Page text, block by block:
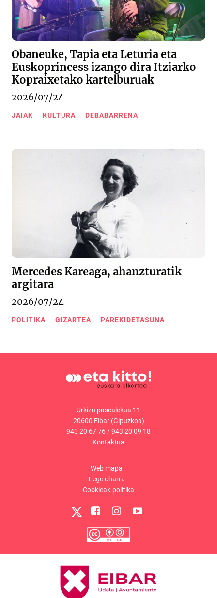
Obaneuke, Tapia eta Leturia eta
Euskoprincess izango dira Itziarko
Kopraixetako kartelburuak
2026/07/24
JAIAK KULTURA DEBABARRENA
Mercedes Kareaga, ahanzturatik
argitara
2026/07/24
POLITIKA GIZARTEA PAREKIDETASUNA
Urkizu pasealekua 11
20600 Eibar (Gipuzkoa)
943 20 67 76/943 20 09 18
Kontaktua
Web mapa
Lege oharra
Cookieak-politika